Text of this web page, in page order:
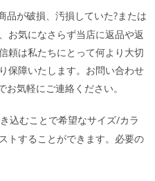
品が破損、汚損していた?または
お気になさらず当店に返品や返
頼は私たちにとって何より大切
保障いたします。お問い合わせ
お気軽にご連絡ください。
込むことで希望なサイズ/カラ
トすることができます。必要の